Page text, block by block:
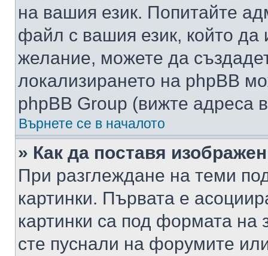
на вашия език. Попитайте
файл с вашия език, който да
желание, можете да
локализирането на phpBB
phpBB Group (вижте адреса
Върнете се в началото
» Как да поставя
При разглеждане на теми
картинки. Първата е
картинки са под формата на
сте пуснали на форумите